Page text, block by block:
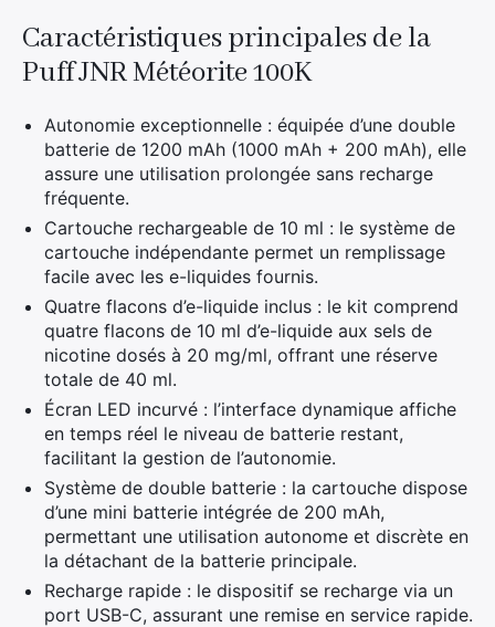
Caractéristiques principales de la
Puff JNR Météorite 100K
Autonomie exceptionnelle : équipée d’une double
batterie de 1200 mAh (1000 mAh + 200 mAh), elle
assure une utilisation prolongée sans recharge
fréquente.
Cartouche rechargeable de 10 ml : le système de
cartouche indépendante permet un remplissage
facile avec les e-liquides fournis.
Quatre flacons d’e-liquide inclus : le kit comprend
quatre flacons de 10 ml d’e-liquide aux sels de
nicotine dosés à 20 mg/ml, offrant une réserve
totale de 40 ml.
Écran LED incurvé : l’interface dynamique affiche
en temps réel le niveau de batterie restant,
facilitant la gestion de l’autonomie.
Système de double batterie : la cartouche dispose
d’une mini batterie intégrée de 200 mAh,
permettant une utilisation autonome et discrète en
la détachant de la batterie principale.
Recharge rapide : le dispositif se recharge via un
port USB-C, assurant une remise en service rapide.